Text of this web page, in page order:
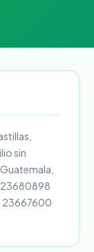
sin
23680898
23667600